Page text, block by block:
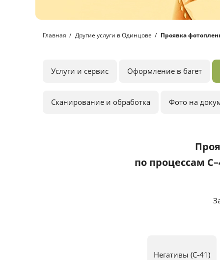
Главная Другие услуги в Одинцове Проявка
Услуги и сервис Оформление в багет
Сканирование и обработка Фото на
по процессам
Негативы (C-41)